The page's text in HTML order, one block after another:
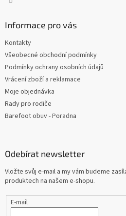
Informace pro vás
Kontakty
Všeobecné obchodní podmínky
Podmínky ochrany osobních údajů
Vrácení zboží a reklamace
Moje objednávka
Rady pro rodiče
Barefoot obuv - Poradna
Odebírat newsletter
Vložte svůj e-mail a my vám budeme
produktech na našem e-shopu.
E-mail